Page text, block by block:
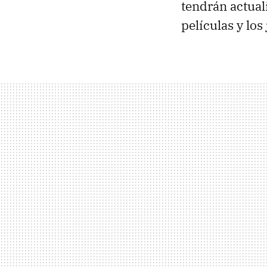
tendrán
películas y los